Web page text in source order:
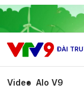
ĐÀI
Video Alo V9